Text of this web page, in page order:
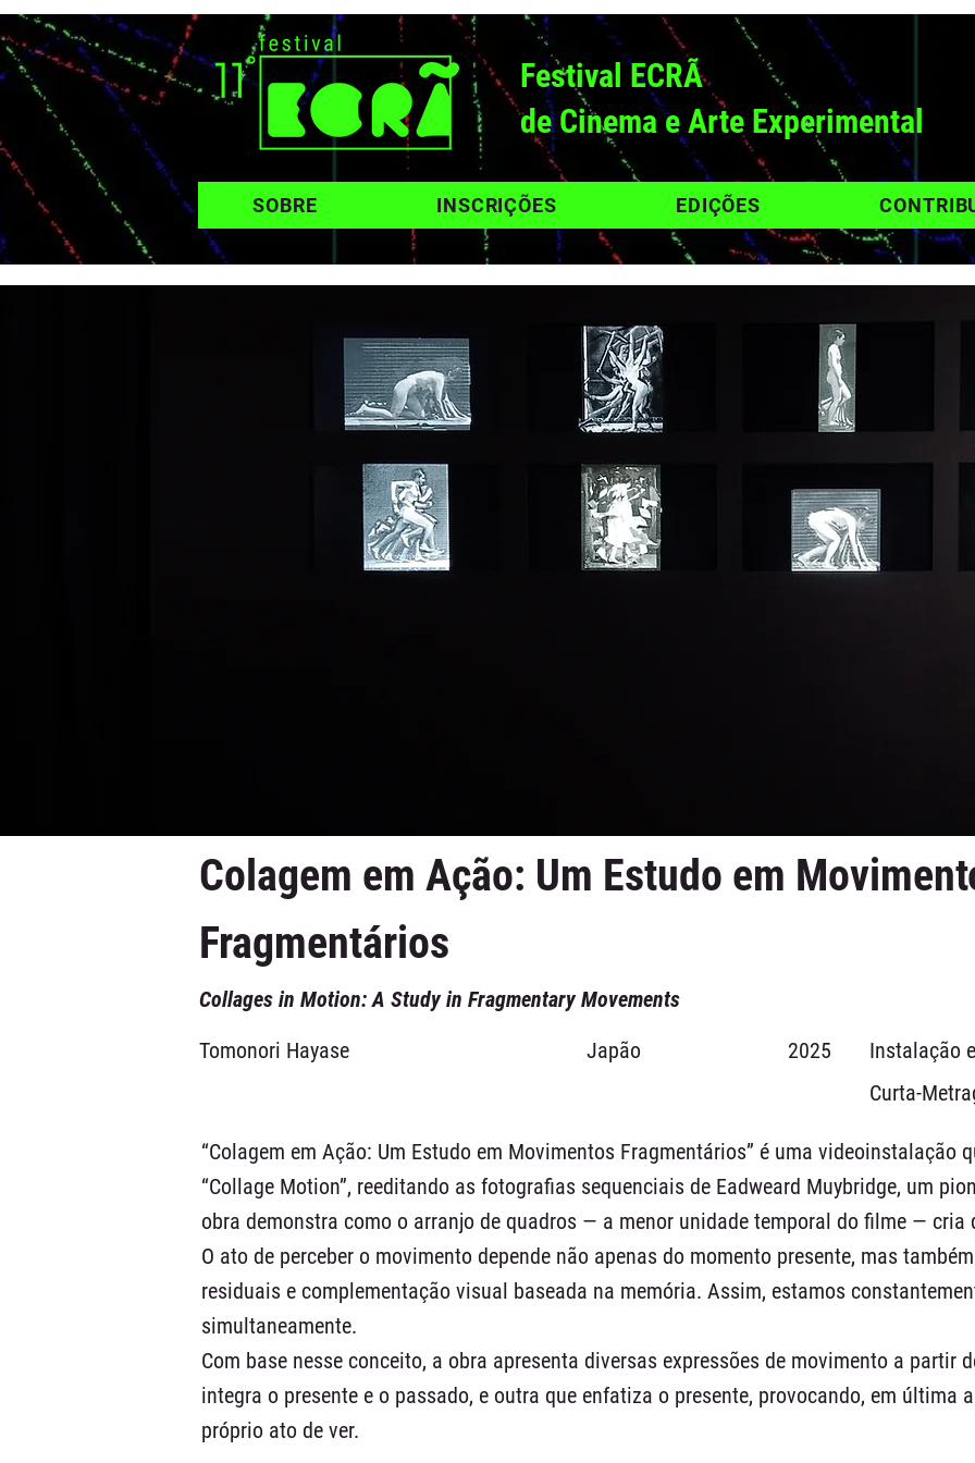
Festival ECRÃ
de Cinema e Arte Experimental
SOBRE INSCRIÇÕES EDIÇÕES
Colagem em Ação: Um Estudo em
Fragmentários
Collages in Motion: A Study in Fragmentary Movements
Tomonori Hayase
Japão 2025
Instalação
Curta-
“Colagem em Ação: Um Estudo em Movimentos Fragmentários” é uma videoinstalação
“Collage Motion”, reeditando as fotografias sequenciais de Eadweard Muybridge, um
obra demonstra como o arranjo de quadros — a menor unidade temporal do filme — cria
O ato de perceber o movimento depende não apenas do momento presente, mas
residuais e complementação visual baseada na memória. Assim, estamos
simultaneamente.
Com base nesse conceito, a obra apresenta diversas expressões de movimento a partir
integra o presente e o passado, e outra que enfatiza o presente, provocando, em última
próprio ato de ver.